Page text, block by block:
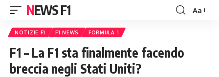
NEWS F1
Font
Aa
NOTIZIE F1 F1 NEWS FORMULA 1
F1 – La F1 sta finalmente facendo
breccia negli Stati Uniti?